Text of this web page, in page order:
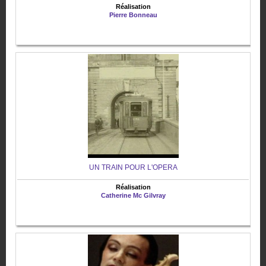
Réalisation
Pierre Bonneau
UN TRAIN POUR L'OPERA
Réalisation
Catherine Mc Gilvray